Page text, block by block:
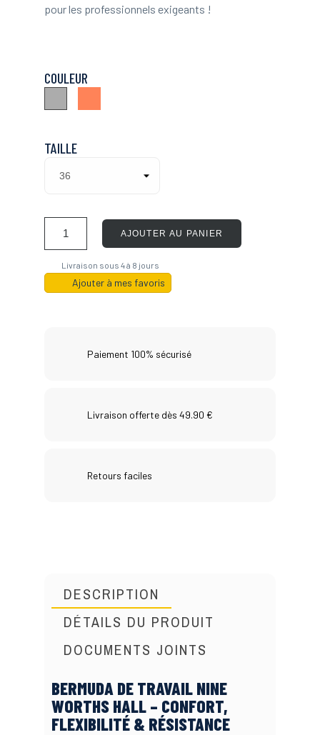
pour les professionnels exigeants !
COULEUR
TAILLE
AJOUTER AU PANIER
Livraison sous 4 à 8 jours
Ajouter à mes favoris
Paiement 100% sécurisé
Livraison offerte dès 49.90 €
Retours faciles
DESCRIPTION
DÉTAILS DU PRODUIT
DOCUMENTS JOINTS
BERMUDA DE TRAVAIL NINE
WORTHS HALL – CONFORT,
FLEXIBILITÉ & RÉSISTANCE